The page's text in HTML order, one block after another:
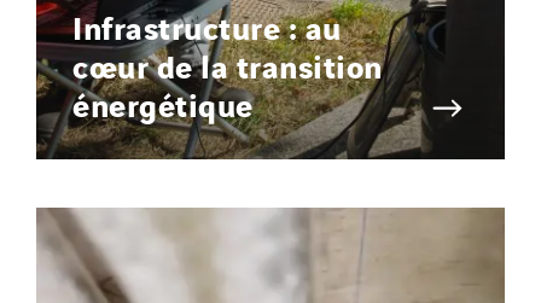
Infrastructure : au
cœur de la transition
énergétique